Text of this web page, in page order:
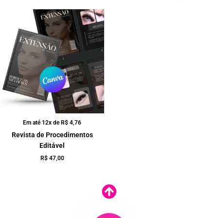
Em até 12x de R$ 4,76
Revista de Procedimentos
Editável
R$47,00